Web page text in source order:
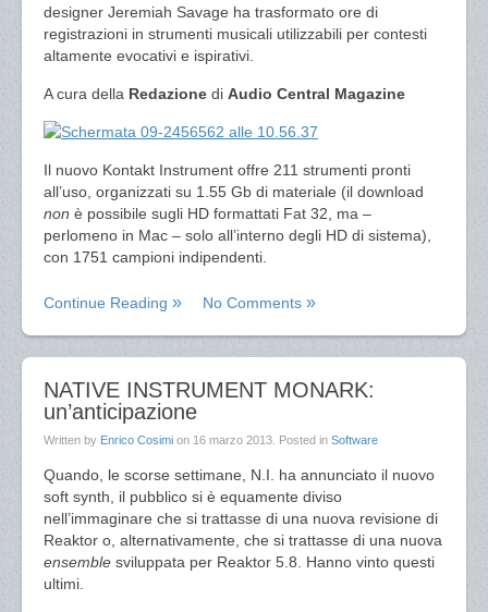
designer Jeremiah Savage ha trasformato ore di
registrazioni in strumenti musicali utilizzabili per contesti
altamente evocativi e ispirativi.
A cura della Redazione di Audio Central Magazine
Il nuovo Kontakt Instrument offre 211 strumenti pronti
all’uso, organizzati su 1.55 Gb di materiale (il download
non è possibile sugli HD formattati Fat 32, ma –
perlomeno in Mac – solo all’interno degli HD di sistema),
con 1751 campioni indipendenti.
Continue Reading No Comments
NATIVE INSTRUMENT MONARK:
un’anticipazione
Written by Enrico Cosimi on 16 marzo 2013 . Posted in Software
Quando, le scorse settimane, N.I. ha annunciato il nuovo
soft synth, il pubblico si è equamente diviso
nell’immaginare che si trattasse di una nuova revisione di
Reaktor o, alternativamente, che si trattasse di una nuova
ensemble sviluppata per Reaktor 5.8. Hanno vinto questi
ultimi.